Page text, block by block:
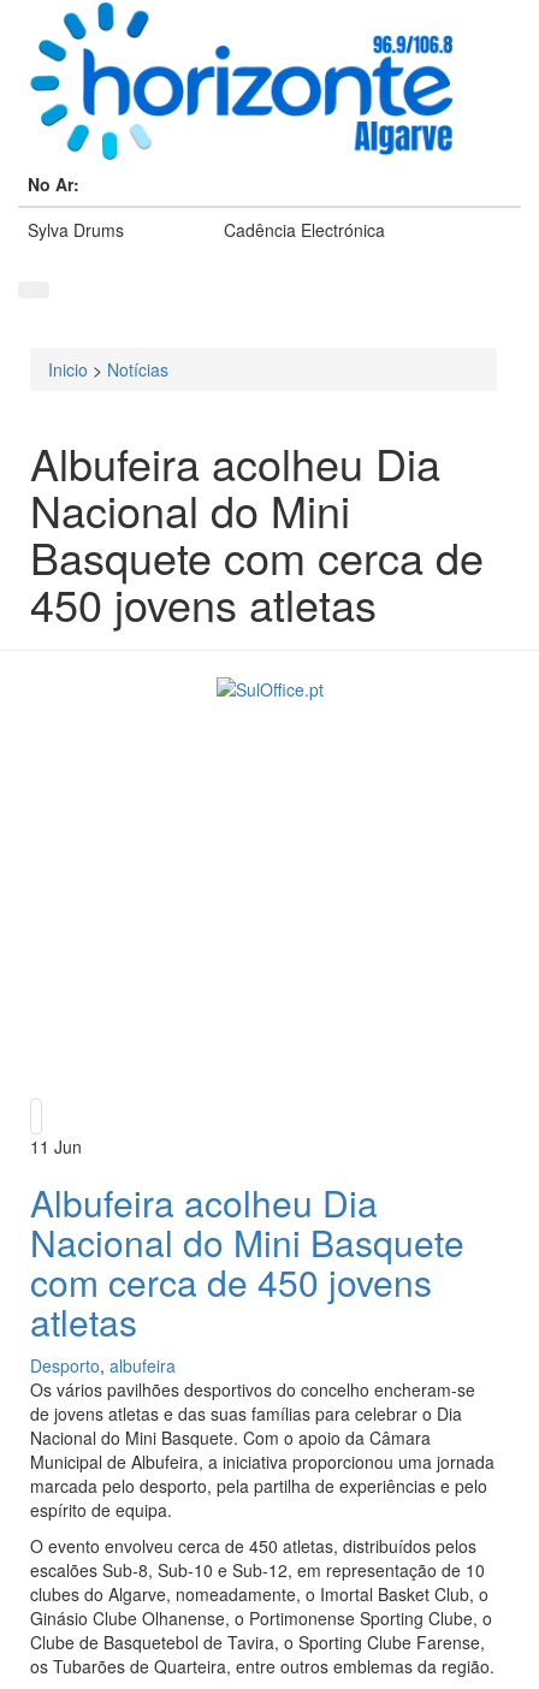
No Ar:
Sylva Drums
Cadência Electrónica
Está aqui
Inicio > Notícias
Albufeira acolheu Dia
Nacional do Mini
Basquete com cerca de
450 jovens atletas
11 Jun
Albufeira acolheu Dia
Nacional do Mini Basquete
com cerca de 450 jovens
atletas
Desporto, albufeira
Os vários pavilhões desportivos do concelho encheram-se
de jovens atletas e das suas famílias para celebrar o Dia
Nacional do Mini Basquete. Com o apoio da Câmara
Municipal de Albufeira, a iniciativa proporcionou uma jornada
marcada pelo desporto, pela partilha de experiências e pelo
espírito de equipa.
O evento envolveu cerca de 450 atletas, distribuídos pelos
escalões Sub-8, Sub-10 e Sub-12, em representação de 10
clubes do Algarve, nomeadamente, o Imortal Basket Club, o
Ginásio Clube Olhanense, o Portimonense Sporting Clube, o
Clube de Basquetebol de Tavira, o Sporting Clube Farense,
os Tubarões de Quarteira, entre outros emblemas da região.